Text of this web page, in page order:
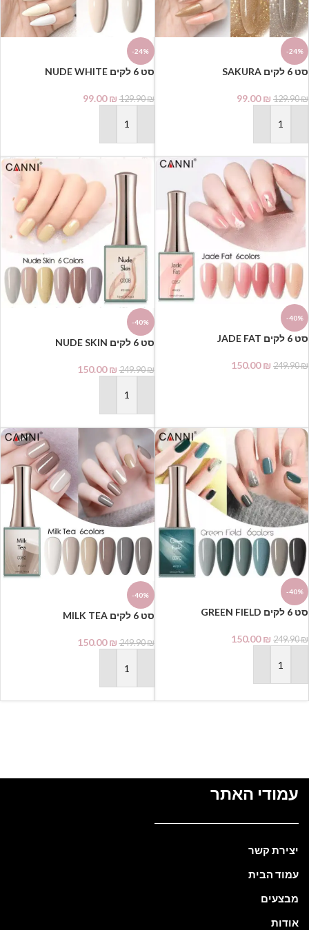
-24%
סט 6 לקים SAKURA
129.90₪
99.00₪
הוספה לסל
-24%
סט 6 לקים NUDE WHITE
129.90₪
99.00₪
הוספה לסל
-40%
סט 6 לקים JADE FAT
249.90₪
150.00₪
-40%
סט 6 לקים NUDE SKIN
249.90₪
150.00₪
הוספה לסל
-40%
סט 6 לקים GREEN FIELD
249.90₪
150.00₪
הוספה לסל
-40%
סט 6 לקים MILK TEA
249.90₪
150.00₪
הוספה לסל
עמודי האתר
יצירת קשר
עמוד הבית
מבצעים
אודות